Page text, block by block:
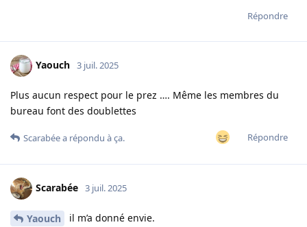
Répondre
Yaouch 3 juil. 2025
Plus aucun respect pour le prez …. Même les membres du
bureau font des doublettes
Répondre
Scarabéea répondu à ça.
Scarabée 3 juil. 2025
Yaouch
il m’a donné envie.